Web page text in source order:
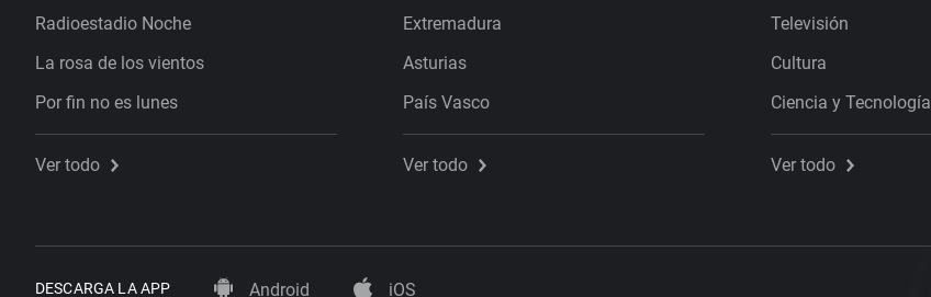
Radioestadio Noche
La rosa de los vientos
Por fin no es lunes
Ver todo
Extremadura
Asturias
País Vasco
Ver todo
Televisión
Cultura
Ciencia y Tecnología
Ver todo
DESCARGA LA APP Android iOS